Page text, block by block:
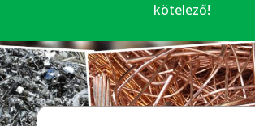
kötelező!